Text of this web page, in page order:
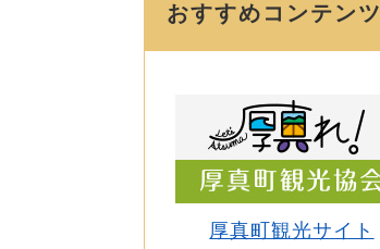
おすすめコンテンツ
厚真町観光サイト